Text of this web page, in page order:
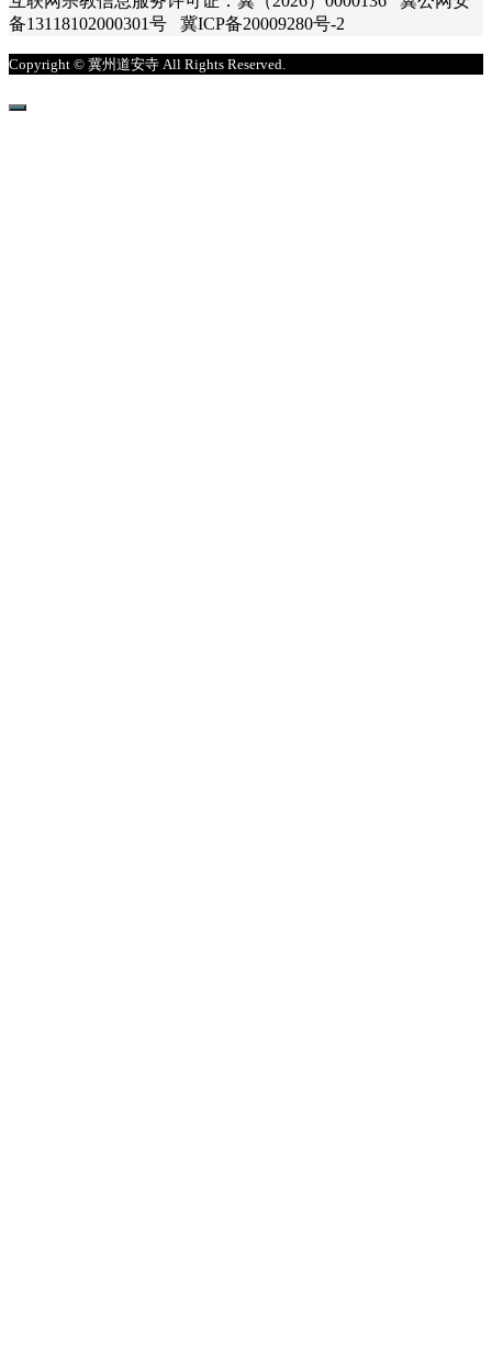
备13118102000301号 冀ICP备20009280号-2
Copyright © 冀州道安寺 All Rights Reserved.